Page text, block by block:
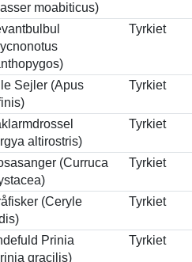
moabiticus)
Tyrkiet
Sejler (Apus
Tyrkiet
altirostris)
Tyrkiet
(Curruca
Tyrkiet
(Ceryle
Tyrkiet
Prinia
gracilis)
Tyrkiet